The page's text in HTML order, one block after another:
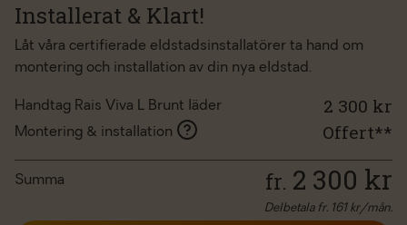
Installerat & Klart!
Låt våra certifierade eldstadsinstallatörer ta hand om
montering och installation av din nya eldstad.
Handtag Rais Viva L Brunt läder 2 300 kr
Montering & installation Offert**
Summa fr. 2 300 kr
Delbetala fr. 161kr/mån.